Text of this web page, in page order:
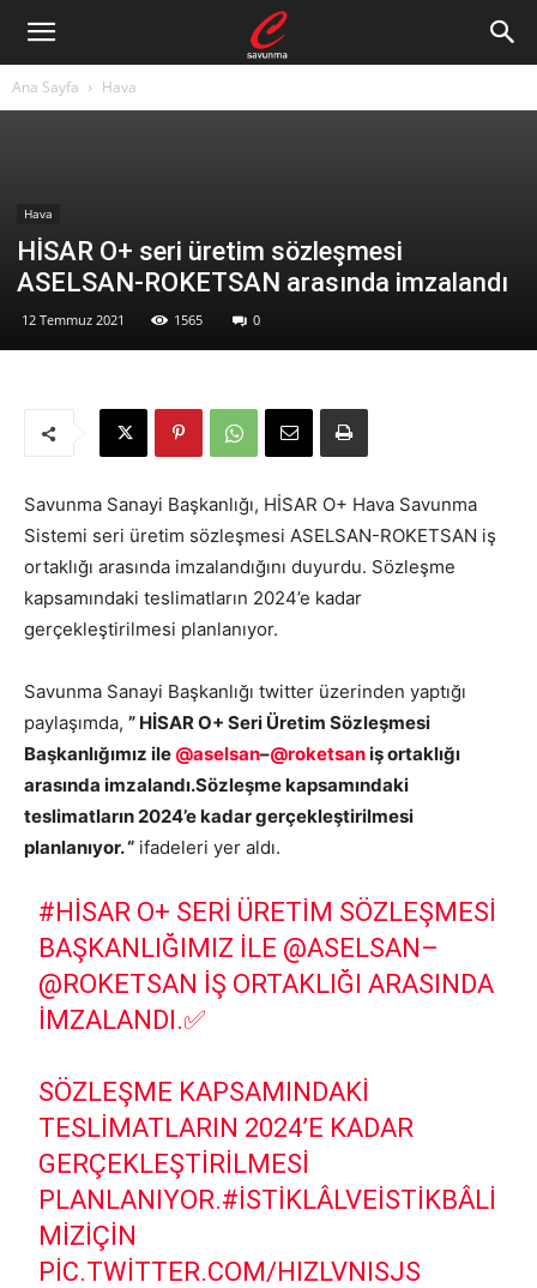
Ana Sayfa Hava
Hava
HİSAR O+ seri üretim sözleşmesi
ASELSAN-ROKETSAN arasında imzalandı
12 Temmuz 2021 1565 0
Savunma Sanayi Başkanlığı, HİSAR O+ Hava Savunma
Sistemi seri üretim sözleşmesi ASELSAN-ROKETSAN iş
ortaklığı arasında imzalandığını duyurdu. Sözleşme
kapsamındaki teslimatların 2024’e kadar
gerçekleştirilmesi planlanıyor.
Savunma Sanayi Başkanlığı twitter üzerinden yaptığı
paylaşımda, ” HİSAR O+ Seri Üretim Sözleşmesi
Başkanlığımız ile @aselsan–@roketsaniş ortaklığı
arasında imzalandı.Sözleşme kapsamındaki
teslimatların 2024’e kadar gerçekleştirilmesi
planlanıyor. “ ifadeleri yer aldı.
#HISAR O+ SERI ÜRETIM SÖZLEŞMESI
BAŞKANLIĞIMIZ ILE @ASELSAN–
@ROKETSAN IŞ ORTAKLIĞI ARASINDA
IMZALANDI.✅
SÖZLEŞME KAPSAMINDAKI
TESLIMATLARIN 2024’E KADAR
GERÇEKLEŞTIRILMESI
PLANLANIYOR.#İSTIKLÂLVEİSTIKBÂLI
MIZİÇIN
PIC.TWITTER.COM/HIZLVNISJS